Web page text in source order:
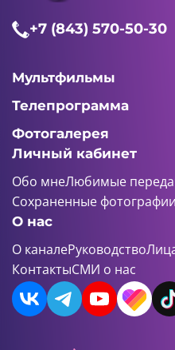
+7 (843) 570-50-30
Мультфильмы
Телепрограмма
Фотогалерея
Личный кабинет
Обо мнеЛюбимые
Сохраненные фотографии
О нас
О каналеРуководство
КонтактыСМИ о нас